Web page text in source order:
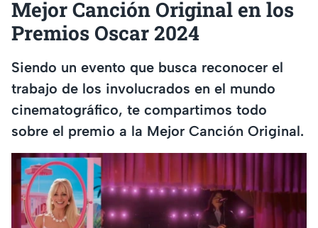
Mejor Canción Original en los
Premios Oscar 2024
Siendo un evento que busca reconocer el
trabajo de los involucrados en el mundo
cinematográfico, te compartimos todo
sobre el premio a la Mejor Canción Original.